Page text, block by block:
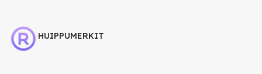
HUIPPUMERKIT